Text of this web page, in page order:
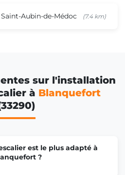
Aubin-de-Médoc (7.4 km)
sur l'installation
à Blanquefort
est le plus adapté à
?